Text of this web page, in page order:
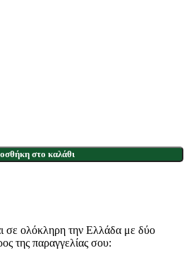
στο καλάθι
σε ολόκληρη την Ελλάδα με δύο
της παραγγελίας σου: